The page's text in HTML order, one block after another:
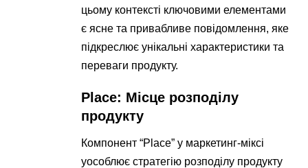
цьому контексті ключовими елементами
є ясне та привабливе повідомлення, яке
підкреслює унікальні характеристики та
переваги продукту.
Place: Місце розподілу
продукту
Компонент “Place” у маркетинг-міксі
уособлює стратегію розподілу продукту